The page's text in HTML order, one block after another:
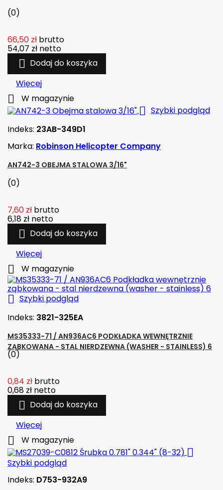
(0)
66,50 zł brutto
54,07 zł netto
 Dodaj do koszyka
Więcej
 W magazynie
 Szybki podgląd
Indeks: 23AB-349D1
Marka: Robinson Helicopter Company
AN742-3 OBEJMA STALOWA 3/16"
(0)
7,60 zł brutto
6,18 zł netto
 Dodaj do koszyka
Więcej
 W magazynie
 Szybki podgląd
Indeks: 3821-325EA
MS35333-71 / AN936AC6 PODKŁADKA WEWNĘTRZNIE
ZĄBKOWANA - STAL NIERDZEWNA (WASHER - STAINLESS) 6
(0)
0,84 zł brutto
0,68 zł netto
 Dodaj do koszyka
Więcej
 W magazynie

Szybki podgląd
Indeks: D753-932A9